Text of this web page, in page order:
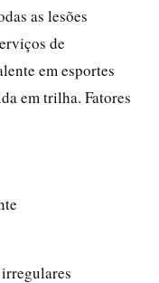
as lesões
de
em esportes
em trilha. Fatores